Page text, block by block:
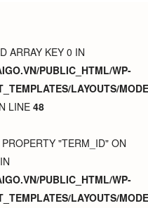
ARRAY KEY 0 IN
PUBLIC_HTML/WP-
LAYOUTS/
LINE 48
"TERM_ID" ON
PUBLIC_HTML/WP-
LAYOUTS/